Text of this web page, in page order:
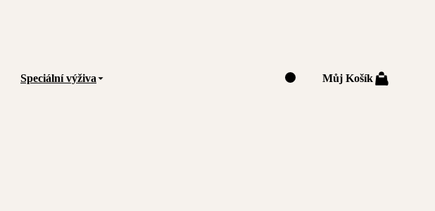
Speciální výživa Můj Košík 0